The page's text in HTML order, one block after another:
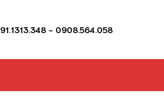
- 0908.564.058